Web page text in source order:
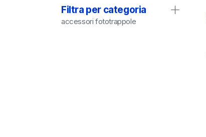
Filtra per categoria
accessori fototrappole